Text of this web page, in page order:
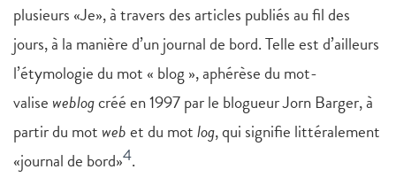
plusieurs «Je», à travers des articles publiés au fil des
jours, à la manière d’un journal de bord. Telle est d’ailleurs
l’étymologie du mot « blog », aphérèse du mot-
valise weblogcréé en 1997 par le blogueur Jorn Barger, à
partir du mot webet du motlog, qui signifie littéralement
«journal de bord»4.